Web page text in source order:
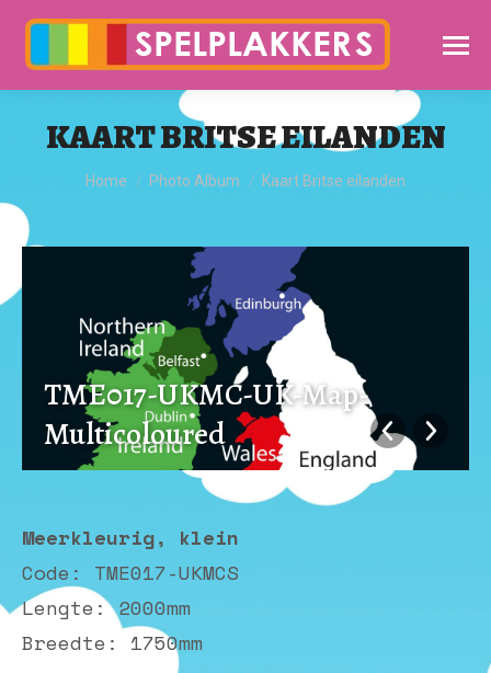
KAART BRITSE EILANDEN
Je bent hier:
Home Photo Album Kaart Britse eilanden
TME017-UKMC-UK-Map-
Multicoloured
Meerkleurig, klein
Code: TME017-UKMCS
Lengte: 2000mm
Breedte: 1750mm